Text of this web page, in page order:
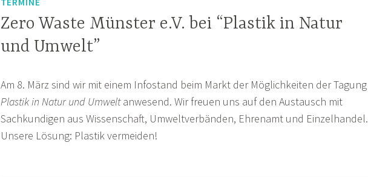
Zero Waste Münster e.V. bei “Plastik in Natur
und Umwelt”
Am 8. März sind wir mit einem Infostand beim Markt der Möglichkeiten der Tagung
Plastik in Natur und Umweltanwesend. Wir freuen uns auf den Austausch mit
Sachkundigen aus Wissenschaft, Umweltverbänden, Ehrenamt und Einzelhandel.
Unsere Lösung: Plastik vermeiden!